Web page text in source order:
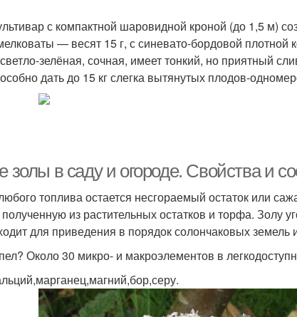
с компактной шаровидной кроной (до 1,5 м)
— весят 15 г, с синевато-бордовой
зелёная, сочная, имеет тонкий, но приятный
дать до 15 кг слегка вытянутых плодов-
золы в саду и огороде. Свойства и
топлива остается несгораемый остаток или
из растительных остатков и торфа. Золу
для приведения в порядок солончаковых земель
Около 30 микро- и макроэлементов в